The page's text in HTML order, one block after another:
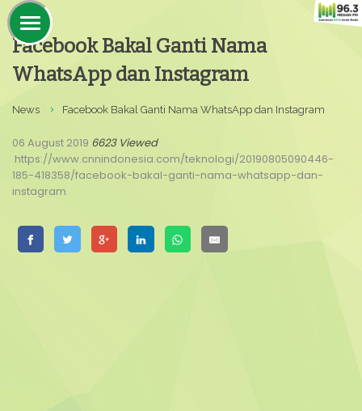
Facebook Bakal Ganti Nama
WhatsApp dan Instagram
News Facebook Bakal Ganti Nama WhatsApp dan Instagram
06 August 2019 6623 Viewed
https://www.cnnindonesia.com/teknologi/20190805090446-
185-418358/facebook-bakal-ganti-nama-whatsapp-dan-
instagram